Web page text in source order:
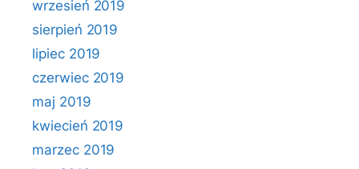
wrzesień 2019
sierpień 2019
lipiec 2019
czerwiec 2019
maj 2019
kwiecień 2019
marzec 2019